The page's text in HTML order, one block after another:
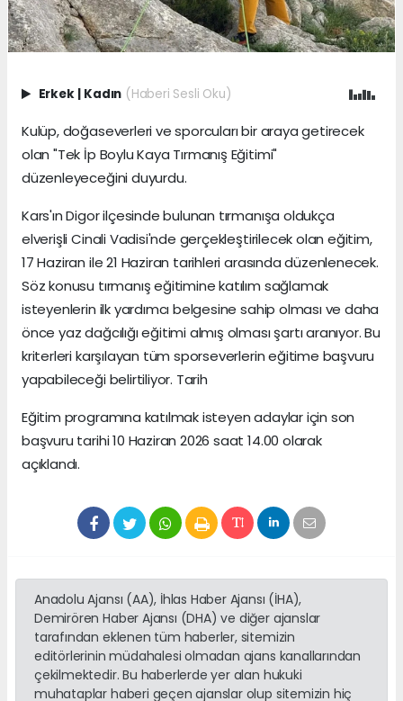
Erkek | Kadın (Haberi Sesli Oku)
Kulüp, doğaseverleri ve sporcuları bir araya getirecek
olan "Tek İp Boylu Kaya Tırmanış Eğitimi"
düzenleyeceğini duyurdu.
Kars'ın Digor ilçesinde bulunan tırmanışa oldukça
elverişli Cinali Vadisi'nde gerçekleştirilecek olan eğitim,
17 Haziran ile 21 Haziran tarihleri arasında düzenlenecek.
Söz konusu tırmanış eğitimine katılım sağlamak
isteyenlerin ilk yardımcı belgesine sahip olması ve daha
önce yaz dağcılığı eğitimi almış olması şartı aranıyor. Bu
kriterleri karşılayan tüm sporseverlerin eğitime başvuru
yapabileceği belirtiliyor. Tarih
Eğitim programına katılmak isteyen adaylar için son
başvuru tarihi 10 Haziran 2026 saat 14.00 olarak
açıklandı.
Anadolu Ajansı (AA), İhlas Haber Ajansı (İHA),
Demirören Haber Ajansı (DHA) ve diğer ajanslar
tarafından eklenen tüm haberler, sitemizin
editörlerinin müdahalesi olmadan ajans kanallarından
çekilmektedir. Bu haberlerde yer alan hukuki
muhataplar haberi geçen ajanslar olup sitemizin hiç